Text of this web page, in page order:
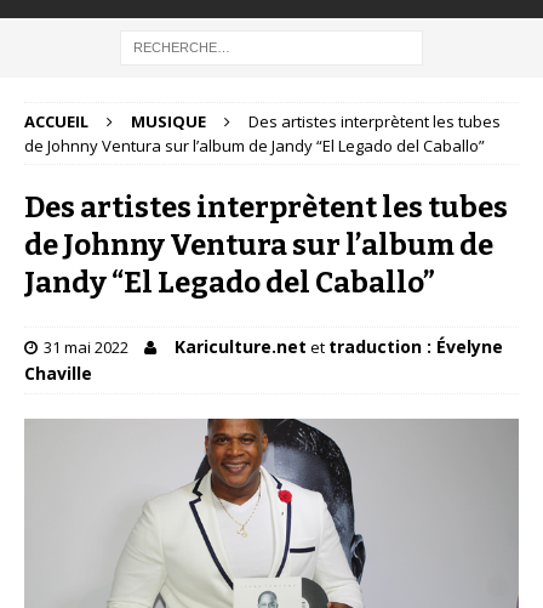
ACCUEIL MUSIQUE
Des artistes interprètent les tubes
de Johnny Ventura sur l’album de Jandy “El Legado del Caballo”
Des artistes interprètent les tubes
de Johnny Ventura sur l’album de
Jandy “El Legado del Caballo”
31 mai 2022 Kariculture.net et traduction : Évelyne
Chaville